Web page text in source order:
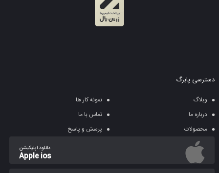
دسترسی پابرگ
وبلاگ
نمونه کار ها
درباره ما
تماس با ما
محصولات
پرسش و پاسخ
دانلود اپلیکیشن
Apple ios